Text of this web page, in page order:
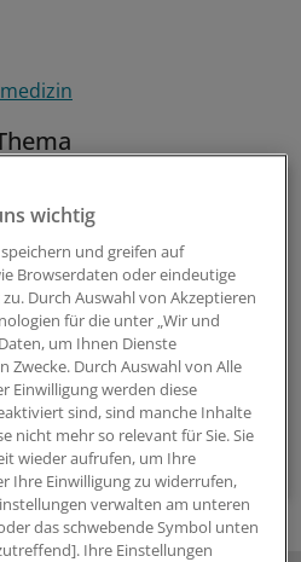
beeindruckende
und Kollegen, die etwas
Newsletter erzählen wir
dem (Arbeits-)Leben.
Jahr (Mittwoch)
bitte anmelden
wichtig
und greifen auf
Browserdaten oder eindeutige
Durch Auswahl von Akzeptieren
für die unter „Wir und
um Ihnen Dienste
Zwecke. Durch Auswahl von Alle
Einwilligung werden diese
sind, sind manche Inhalte
nicht mehr so relevant für Sie. Sie
wieder aufrufen, um Ihre
Ihre Einwilligung zu widerrufen,
verwalten am unteren
das schwebende Symbol unten
Ihre Einstellungen